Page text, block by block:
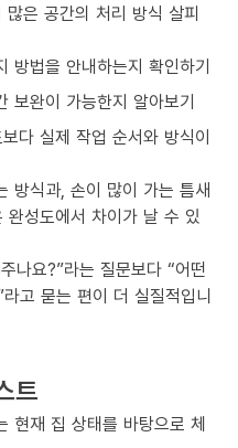
은 공간의 처리 방식 살피
방법을 안내하는지 확인하기
보완이 가능한지 알아보기
다 실제 작업 순서와 방식이
방식과, 손이 많이 가는 틈새
완성도에서 차이가 날 수 있
나요?”라는 질문보다 “어떤
고 묻는 편이 더 실질적입니
트
현재 집 상태를 바탕으로 체